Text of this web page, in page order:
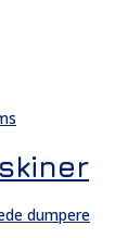
dumpere